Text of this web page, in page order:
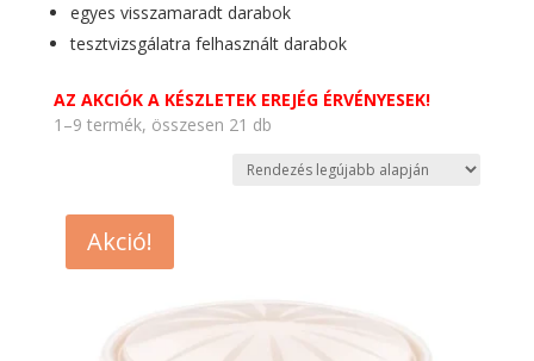
egyes visszamaradt darabok
tesztvizsgálatra felhasznált darabok
AZ AKCIÓK A KÉSZLETEK EREJÉG ÉRVÉNYESEK!
1–9 termék, összesen 21 dbSorted
latest
Akció!